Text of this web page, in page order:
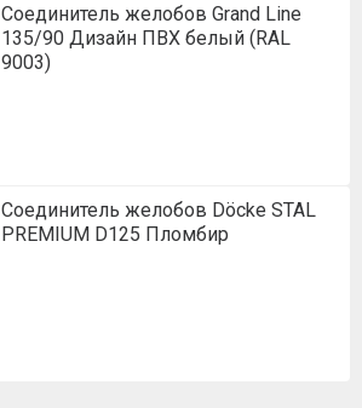
Соединитель желобов Grand Line
135/90 Дизайн ПВХ белый (RAL
9003)
Соединитель желобов Döcke STAL
PREMIUM D125 Пломбир